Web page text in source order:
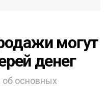
могут
денег
основных